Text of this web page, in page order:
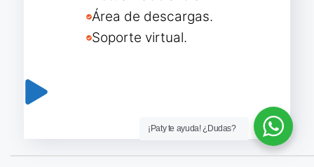
Área de descargas.
Soporte virtual.
¡Paty te ayuda! ¿Dudas?